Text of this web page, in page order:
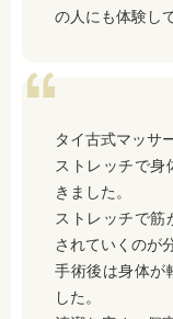
の人にも体験し
タイ古式マッサ
ストレッチで身
きました。
ストレッチで筋
されていくのが
手術後は身体が
した。